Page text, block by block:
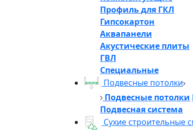
Профиль для ГКЛ
Гипсокартон
Аквапанели
Акустические плиты
ГВЛ
Специальные
Подвесные потолки
Подвесные потолки
Подвесная система
Сухие строительные